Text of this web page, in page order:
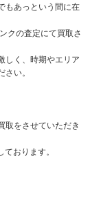
もあっという間に在
クの査定にて買取さ
しく、時期やエリア
い。
取をさせていただき
おります。